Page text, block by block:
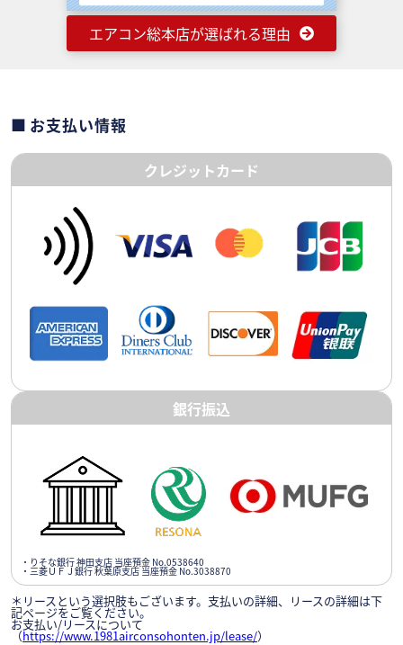
エアコン総本店が選ばれる理由
お支払い情報
クレジットカード
銀行振込
・りそな銀行 神田支店 当座預金 No.0538640
・三菱ＵＦＪ銀行 秋葉原支店 当座預金 No.3038870
＊リースという選択肢もございます。支払いの詳細、リースの詳細は下
記ページをご覧ください。
お支払い/リースについて
（https://www.1981airconsohonten.jp/lease/）